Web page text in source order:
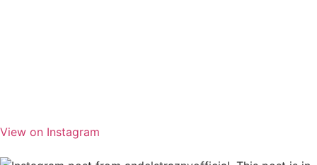
View on Instagram